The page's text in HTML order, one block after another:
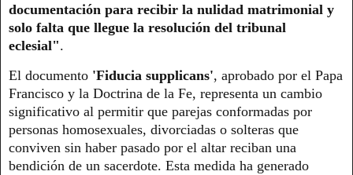
documentación para recibir la nulidad matrimonial y
solo falta que llegue la resolución del tribunal
eclesial".
El documento 'Fiducia supplicans', aprobado por el Papa
Francisco y la Doctrina de la Fe, representa un cambio
significativo al permitir que parejas conformadas por
personas homosexuales, divorciadas o solteras que
conviven sin haber pasado por el altar reciban una
bendición de un sacerdote. Esta medida ha generado